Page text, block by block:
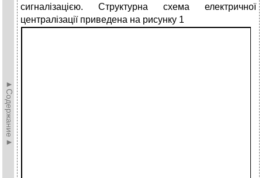
►Содержание►
сигналізацією. Структурна схема електричної
централізації приведена на рисунку 1